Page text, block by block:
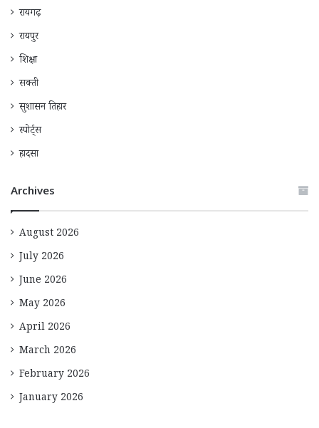
रायगढ़
रायपुर
शिक्षा
सक्ती
सुशासन तिहार
स्पोर्ट्स
हादसा
Archives
August 2026
July 2026
June 2026
May 2026
April 2026
March 2026
February 2026
January 2026